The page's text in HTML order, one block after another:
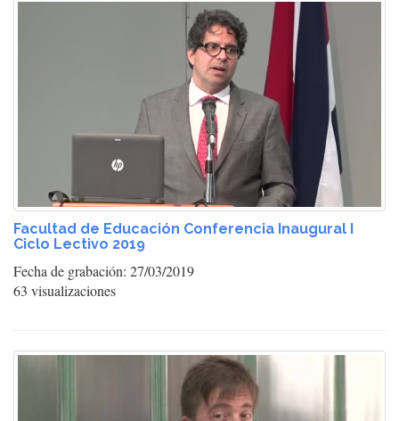
Facultad de Educación Conferencia Inaugural I
Ciclo Lectivo 2019
Fecha de grabación: 27/03/2019
63 visualizaciones